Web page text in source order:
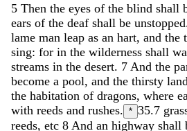
5 Then the eyes of the blind shall
ears of the deaf shall be unstopped
lame man leap as an hart, and the
sing: for in the wilderness shall
streams in the desert. 7 And the
become a pool, and the thirsty land
the habitation of dragons, where
with reeds and rushes. * 35.7
reeds, etc 8 And an highway shall